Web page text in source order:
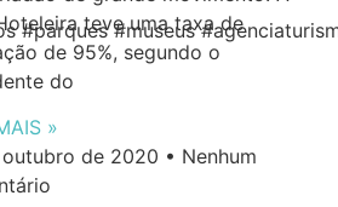
#museus
teve uma taxa de
de 95%, segundo o
do
»
outubro de 2020
Nenhum